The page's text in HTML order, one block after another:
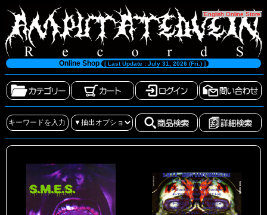
[English Online Store]
Online Shop [ Last Update : July 31, 2026 (Fri.) ]